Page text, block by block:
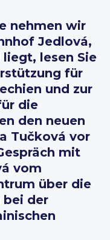
nehmen wir
Jedlová,
lesen Sie
für
und zur
die
den neuen
Tučková vor
mit
vom
über die
bei der